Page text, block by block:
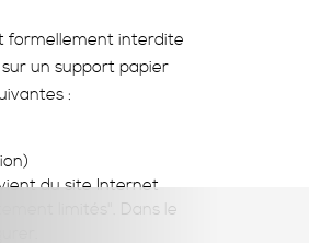
formellement interdite
un support papier
:
du site Internet
limités". Dans le